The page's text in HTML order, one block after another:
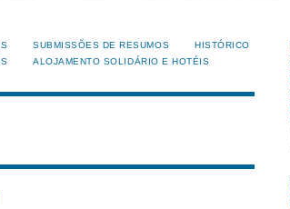
SUBMISSÕES DE RESUMOS
HISTÓRICO
ALOJAMENTO SOLIDÁRIO E HOTÉIS